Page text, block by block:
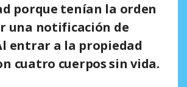
porque tenían la orden
una notificación de
entrar a la propiedad
cuatro cuerpos sin vida.